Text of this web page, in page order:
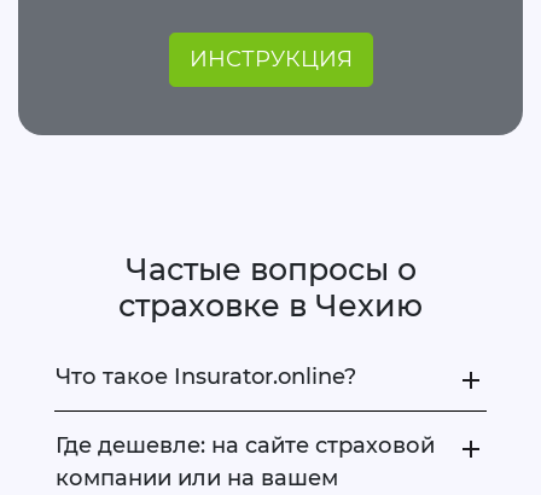
ИНСТРУКЦИЯ
Частые вопросы о
страховке в Чехию
Что такое Insurator.online?
Где дешевле: на сайте страховой
компании или на вашем